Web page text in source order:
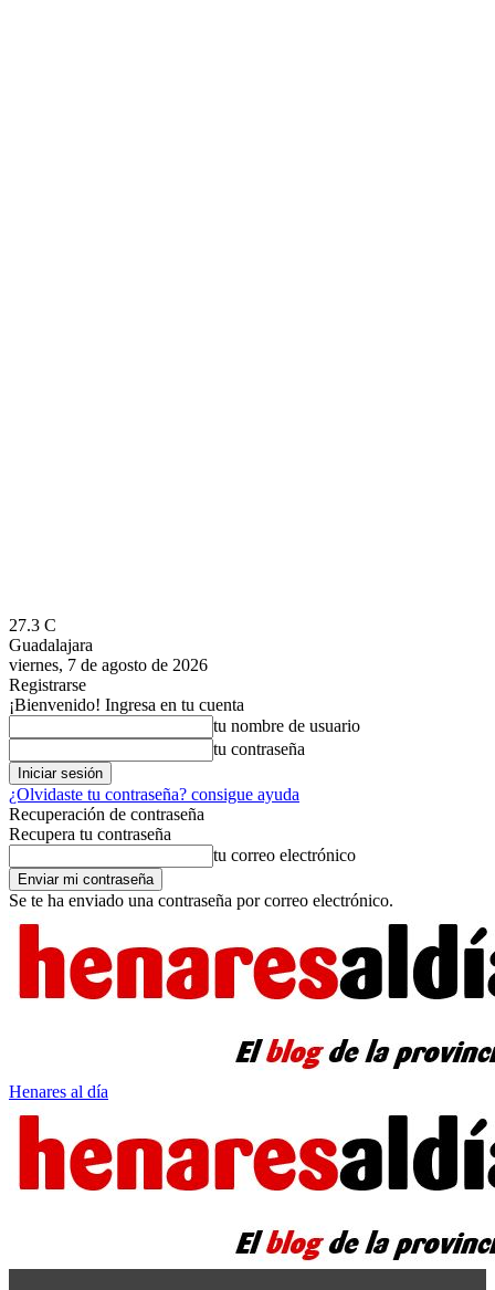
27.3 C
Guadalajara
viernes, 7 de agosto de 2026
Registrarse
¡Bienvenido! Ingresa en tu cuenta
tu nombre de usuario
tu contraseña
¿Olvidaste tu contraseña? consigue ayuda
Recuperación de contraseña
Recupera tu contraseña
tu correo electrónico
Se te ha enviado una contraseña por correo electrónico.
Henares al día